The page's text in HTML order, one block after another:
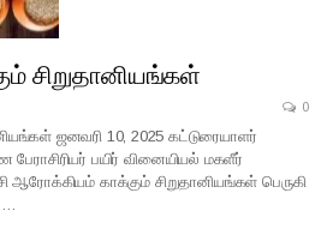
சிறுதானியங்கள்
0
ஜனவரி 10, 2025 கட்டுரையாளர்
பயிர் வினையியல் மகளீர்
ஆரோக்கியம் காக்கும் சிறுதானியங்கள் பெருகி